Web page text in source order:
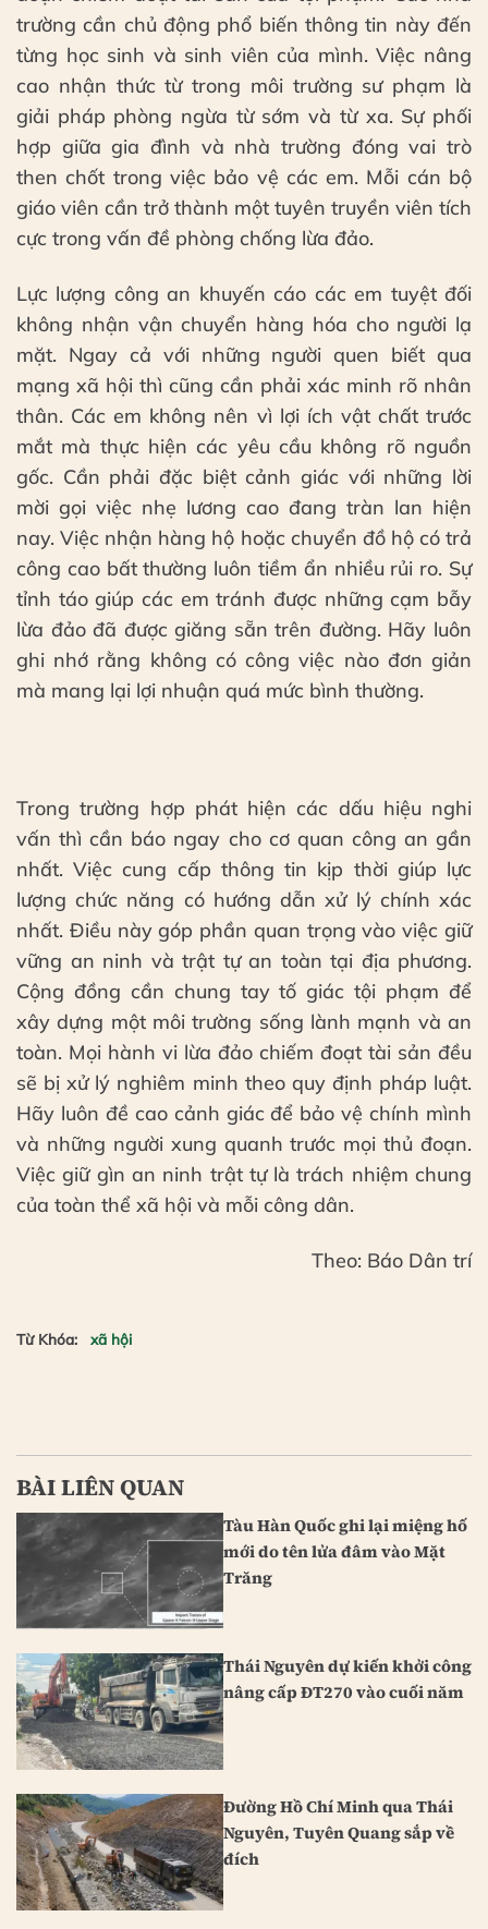
trường cần chủ động phổ biến thông tin này đến
từng học sinh và sinh viên của mình. Việc nâng
cao nhận thức từ trong môi trường sư phạm là
giải pháp phòng ngừa từ sớm và từ xa. Sự phối
hợp giữa gia đình và nhà trường đóng vai trò
then chốt trong việc bảo vệ các em. Mỗi cán bộ
giáo viên cần trở thành một tuyên truyền viên tích
cực trong vấn đề phòng chống lừa đảo.
Lực lượng công an khuyến cáo các em tuyệt đối
không nhận vận chuyển hàng hóa cho người lạ
mặt. Ngay cả với những người quen biết qua
mạng xã hội thì cũng cần phải xác minh rõ nhân
thân. Các em không nên vì lợi ích vật chất trước
mắt mà thực hiện các yêu cầu không rõ nguồn
gốc. Cần phải đặc biệt cảnh giác với những lời
mời gọi việc nhẹ lương cao đang tràn lan hiện
nay. Việc nhận hàng hộ hoặc chuyển đồ hộ có trả
công cao bất thường luôn tiềm ẩn nhiều rủi ro. Sự
tỉnh táo giúp các em tránh được những cạm bẫy
lừa đảo đã được giăng sẵn trên đường. Hãy luôn
ghi nhớ rằng không có công việc nào đơn giản
mà mang lại lợi nhuận quá mức bình thường.
Trong trường hợp phát hiện các dấu hiệu nghi
vấn thì cần báo ngay cho cơ quan công an gần
nhất. Việc cung cấp thông tin kịp thời giúp lực
lượng chức năng có hướng dẫn xử lý chính xác
nhất. Điều này góp phần quan trọng vào việc giữ
vững an ninh và trật tự an toàn tại địa phương.
Cộng đồng cần chung tay tố giác tội phạm để
xây dựng một môi trường sống lành mạnh và an
toàn. Mọi hành vi lừa đảo chiếm đoạt tài sản đều
sẽ bị xử lý nghiêm minh theo quy định pháp luật.
Hãy luôn đề cao cảnh giác để bảo vệ chính mình
và những người xung quanh trước mọi thủ đoạn.
Việc giữ gìn an ninh trật tự là trách nhiệm chung
của toàn thể xã hội và mỗi công dân.
Theo: Báo Dân trí
Từ Khóa: xã hội
BÀI LIÊN QUAN
Tàu Hàn Quốc ghi lại miệng hố
mới do tên lửa đâm vào Mặt
Trăng
Thái Nguyên dự kiến khởi công
nâng cấp ĐT270 vào cuối năm
Đường Hồ Chí Minh qua Thái
Nguyên, Tuyên Quang sắp về
đích